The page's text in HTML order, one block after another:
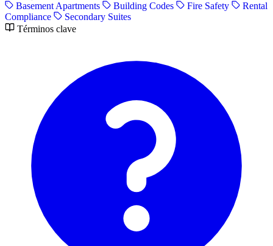
Basement Apartments
Building Codes Fire Safety
Rental
Compliance
Secondary Suites
Términos clave